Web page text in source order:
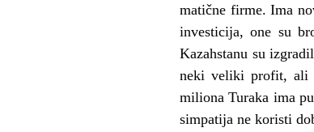
matične firme. Ima
investicija, one su
Kazahstanu su
neki veliki profit, ali
miliona Turaka ima
simpatija ne koristi